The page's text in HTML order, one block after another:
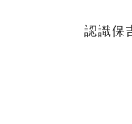
認識保